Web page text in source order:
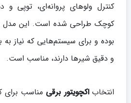
کنترل ولوهای پروانه‌ای، توپی
بوده و برای سیستم‌هایی که نیاز
و دقیق شیرها دارند، مناسب است.
انتخاباکچویتور برقی مناسب برای